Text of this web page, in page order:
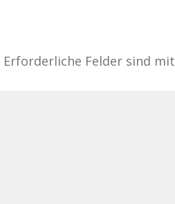
Erforderliche Felder sind mit